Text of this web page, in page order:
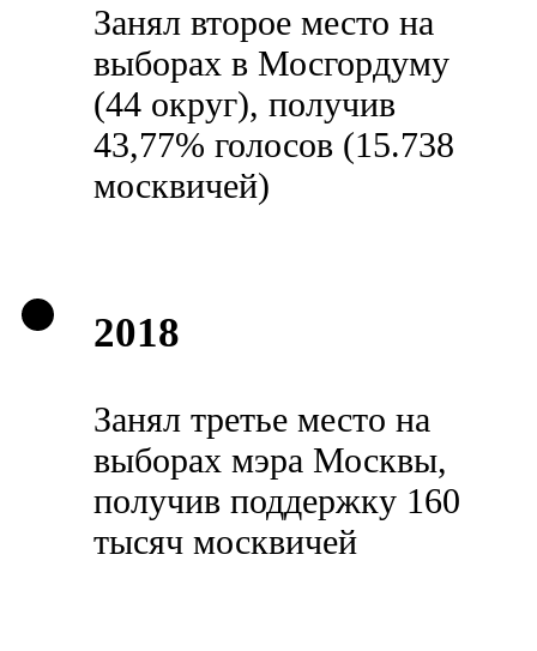
Занял второе место на
выборах в Мосгордуму
(44 округ), получив
43,77% голосов (15.738
москвичей)
2018
Занял третье место на
выборах мэра Москвы,
получив поддержку 160
тысяч москвичей